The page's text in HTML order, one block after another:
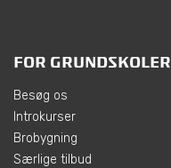
FOR GRUNDSKOLER
Besøg os
Introkurser
Brobygning
Særlige tilbud